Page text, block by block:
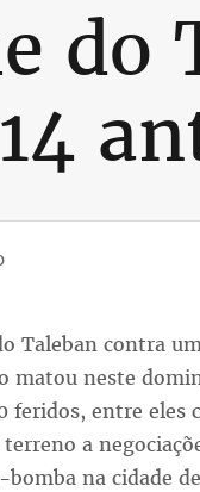
do
Taleban contra
matou neste
feridos, entre eles
a
na cidade